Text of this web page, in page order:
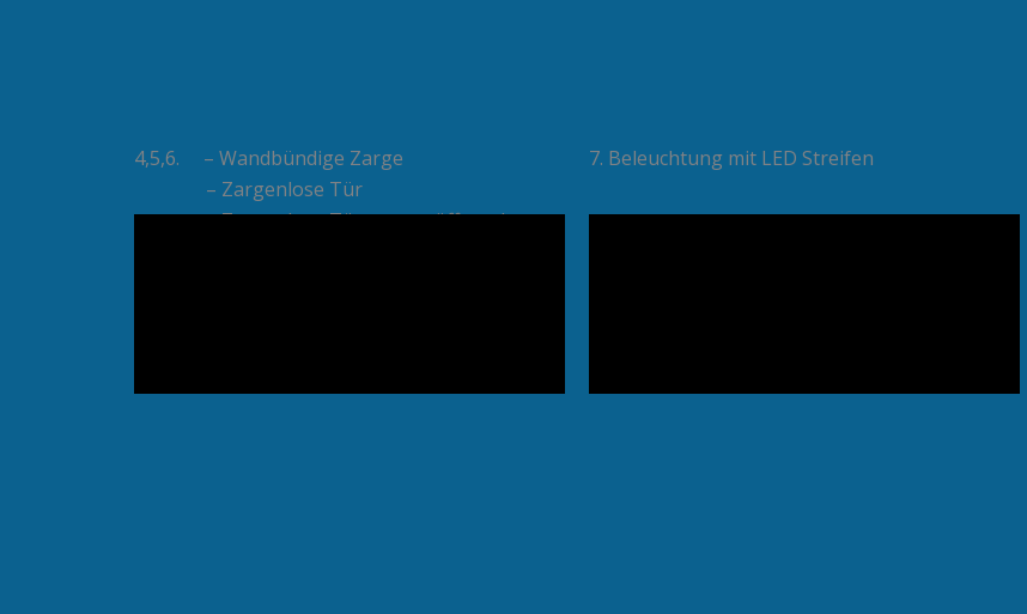
4,5,6. – Wandbündige Zarge
– Zargenlose Tür
– Zargenlose Tür, revers öffnend
7. Beleuchtung mit LED Streifen